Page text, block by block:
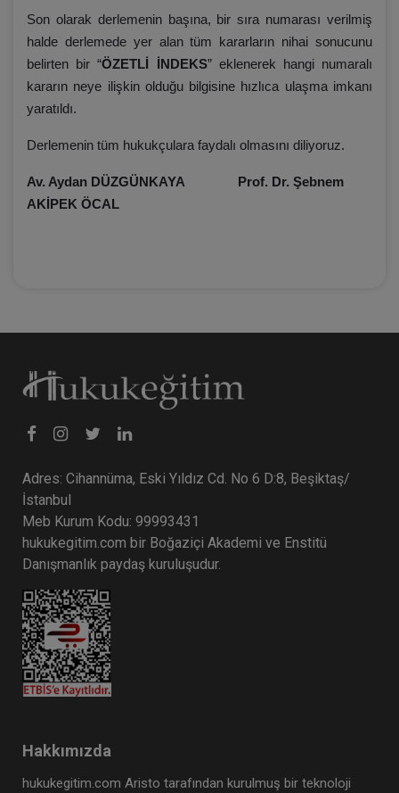
Son olarak derlemenin başına, bir sıra numarası verilmiş
halde derlemede yer alan tüm kararların nihai sonucunu
belirten bir “ÖZETLİ İNDEKS” eklenerek hangi numaralı
kararın neye ilişkin olduğu bilgisine hızlıca ulaşma imkanı
yaratıldı.
Derlemenin tüm hukukçulara faydalı olmasını diliyoruz.
Av. Aydan DÜZGÜNKAYA Prof. Dr. Şebnem
AKİPEK ÖCAL
Adres: Cihannüma, Eski Yıldız Cd. No 6 D:8, Beşiktaş/
İstanbul
Meb Kurum Kodu: 99993431
hukukegitim.com bir Boğaziçi Akademi ve Enstitü
Danışmanlık paydaş kuruluşudur.
Hakkımızda
hukukegitim.com Aristo tarafından kurulmuş bir teknoloji